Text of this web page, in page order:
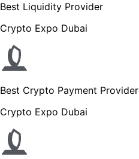
Best Liquidity Provider
Crypto Expo Dubai
Best Crypto Payment Provider
Crypto Expo Dubai